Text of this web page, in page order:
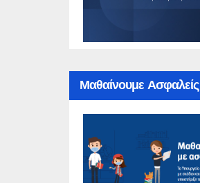
Μαθαίνουμε Ασφαλείς